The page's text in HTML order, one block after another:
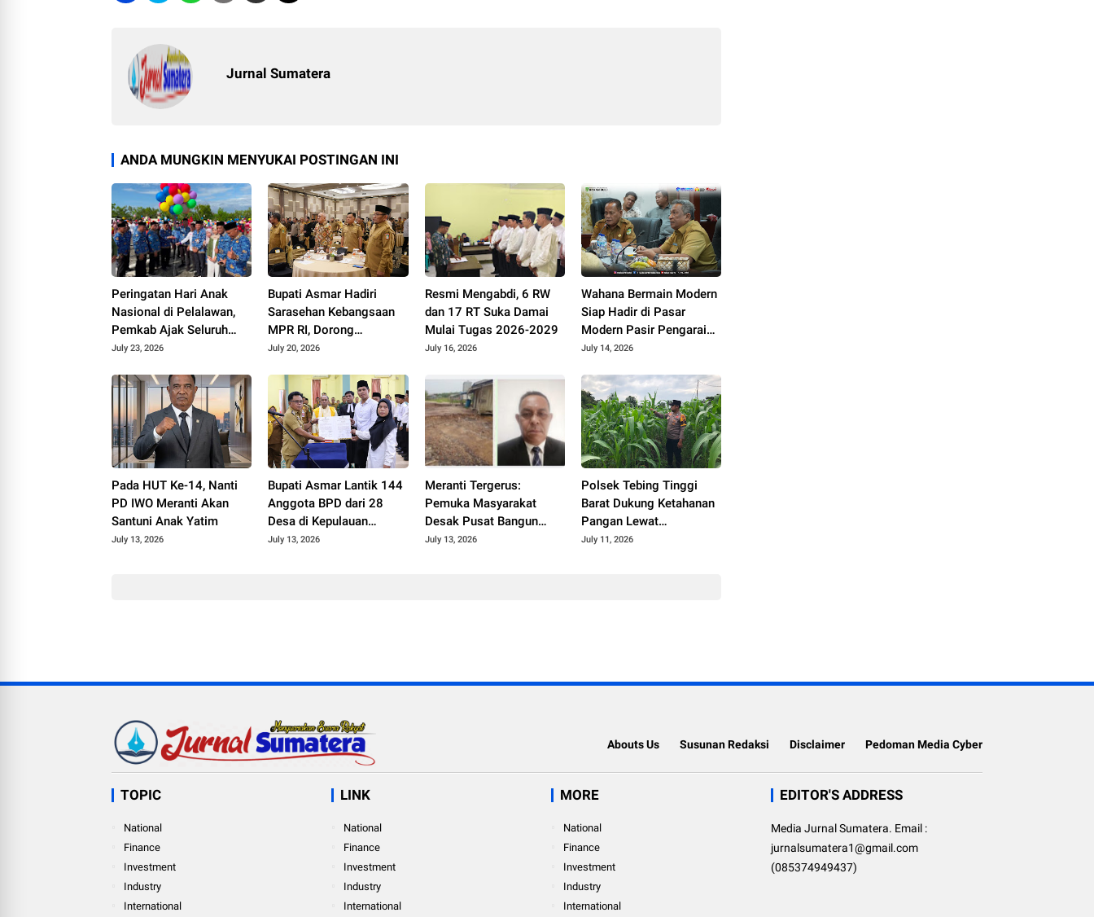
Jurnal Sumatera
ANDA MUNGKIN MENYUKAI POSTINGAN INI
Peringatan Hari Anak
Nasional di Pelalawan,
Pemkab Ajak Seluruh
Elemen Wujudkan
July 23, 2026
Bupati Asmar Hadiri
Sarasehan Kebangsaan
MPR RI, Dorong
Kemandirian Fiskal
July 20, 2026
Resmi Mengabdi, 6 RW
dan 17 RT Suka Damai
Mulai Tugas 2026-2029
July 16, 2026
Wahana Bermain Modern
Siap Hadir di Pasar
Modern Pasir Pengaraian
November 2026
July 14, 2026
Pada HUT Ke-14, Nanti
PD IWO Meranti Akan
Santuni Anak Yatim
July 13, 2026
Bupati Asmar Lantik 144
Anggota BPD dari 28
Desa di Kepulauan
Meranti, Tekankan
July 13, 2026
Meranti Tergerus:
Pemuka Masyarakat
Desak Pusat Bangun
Tanggul Penahan
July 13, 2026
Polsek Tebing Tinggi
Barat Dukung Ketahanan
Pangan Lewat
Pembinaan Kelompok
July 11, 2026
Abouts Us Susunan Redaksi Disclaimer Pedoman Media Cyber
TOPIC
National
Finance
Investment
Industry
International
LINK
National
Finance
Investment
Industry
International
MORE
National
Finance
Investment
Industry
International
EDITOR'S ADDRESS
Media Jurnal Sumatera. Email :
jurnalsumatera1@gmail.com
(085374949437)